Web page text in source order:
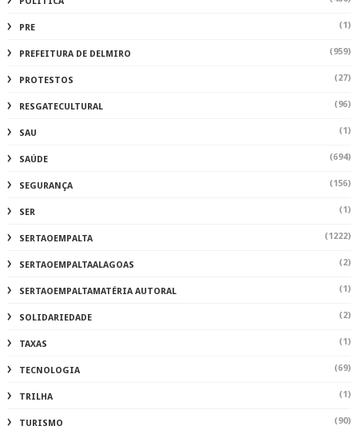
PRE (1)
PREFEITURA DE DELMIRO (959)
PROTESTOS (27)
RESGATECULTURAL (96)
SAU (1)
SAÚDE (694)
SEGURANÇA (156)
SER (1)
SERTAOEMPALTA (1222)
SERTAOEMPALTAALAGOAS (2)
SERTAOEMPALTAMATÉRIA AUTORAL (1)
SOLIDARIEDADE (2)
TAXAS (1)
TECNOLOGIA (69)
TRILHA (1)
TURISMO (90)